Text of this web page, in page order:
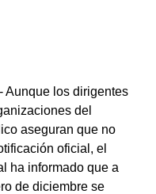
Aunque los dirigentes
del
aseguran que no
oficial, el
ha informado que a
de diciembre se